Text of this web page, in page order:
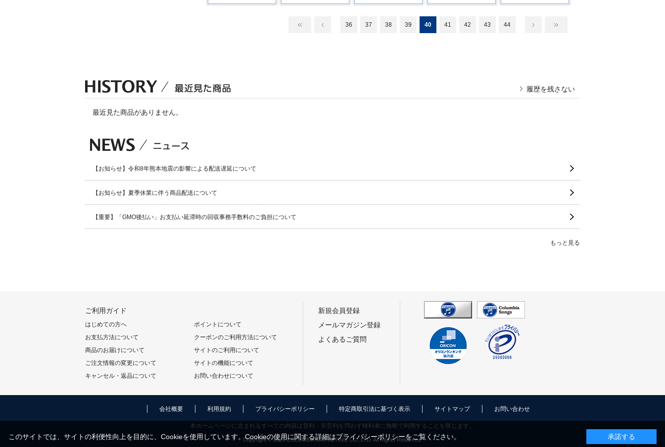
36 37 38 39 40 41 42 43 44
最近見た商品がありません。
履歴を残さない
【お知らせ】令和8年熊本地震の影響による配送遅延について
【お知らせ】夏季休業に伴う商品配送について
【重要】「GMO後払い」お支払い延滞時の回収事務手数料のご負担について
もっと見る
ご利用ガイド
はじめての方へ
お支払方法について
商品のお届けについて
ご注文情報の変更について
キャンセル・返品について
ポイントについて
クーポンのご利用方法について
サイトのご利用について
サイトの機能について
お問い合わせについて
新規会員登録
メールマガジン登録
よくあるご質問
会社概要 利用規約 プライバシーポリシー 特定商取引法に基づく表示 サイトマップ お問い合わせ
本ホームページに含まれるすべての内容は営利・非営利を問わず権利者に無断で利用することを禁じます。
Copyright © 2026 COLUMBIA MARKETING CO.,LTD. All Rights Reserved.
このサイトでは、サイトの利便性向上を目的に、Cookieを使用しています。Cookieの使用に関する詳細はプライバシーポリシーをご覧ください。 承諾する